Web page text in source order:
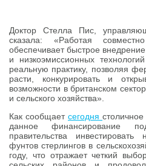
Доктор Стелла Пис,
сказала: «Работая
обеспечивает быстрое
и низкоэмиссионных
реальную практику, позволяя
расти, конкурировать и
возможности в британском
и сельского хозяйства».
Как сообщает сегодня
данное финансирование
правительства
фунтов стерлингов в
году, что отражает четкий